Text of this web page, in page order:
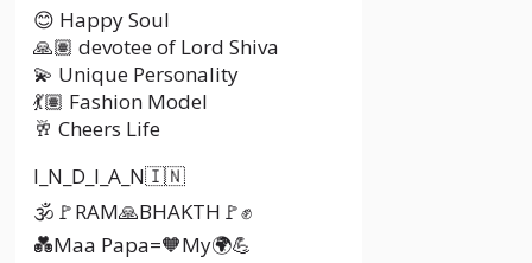
😊 Happy Soul
🙏🏽 devotee of Lord Shiva
💫 Unique Personality
💃🏽 Fashion Model
🥂 Cheers Life
I_N_D_I_A_N🇮🇳
🕉🚩RAM🙏BHAKTH🚩✊
💑Maa Papa=🧡My🌍💪